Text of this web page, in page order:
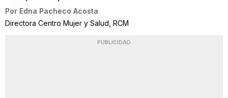
Por Edna Pacheco Acosta
Directora Centro Mujer y Salud, RCM
PUBLICIDAD